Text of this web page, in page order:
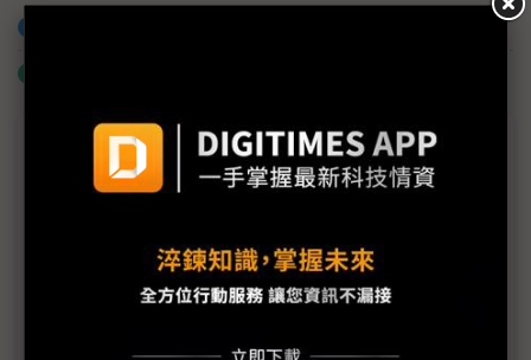
議題精選－Moltbook資安亮紅燈：奇點降
臨或人類毀滅？
Sam Altman看淡Moltbook熱潮 AI代理自動化才是
AI社群Moltbook翻車 遭揭人類操控、資安亮紅燈
科技1分鐘：Moltbook標誌著「奇點的極早期階段」